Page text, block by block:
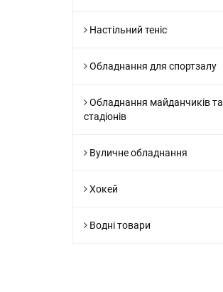
Настільний теніс
Обладнання для спортзалу
Обладнання майданчиків та
стадіонів
Вуличне обладнання
Хокей
Водні товари